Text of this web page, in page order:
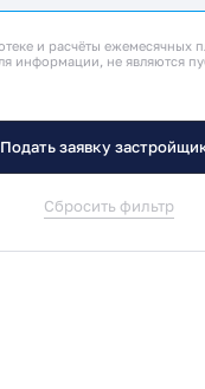
и расчёты ежемесячных
информации, не являются
Подать заявку
Сбросить фильтр